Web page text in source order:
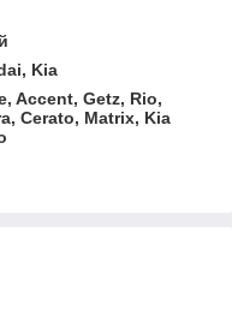
Kia
Accent, Getz, Rio,
Cerato, Matrix, Kia